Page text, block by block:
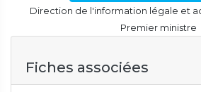
Direction de l'information légale et
Premier ministre
Fiches associées